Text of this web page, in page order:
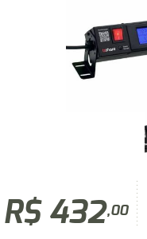
R$ 432,00